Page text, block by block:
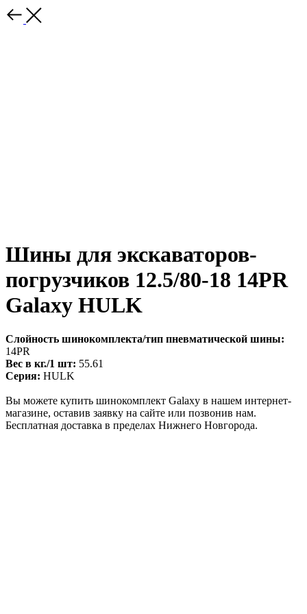
Шины для экскаваторов-
погрузчиков 12.5/80-18 14PR
Galaxy HULK
Слойность шинокомплекта/тип пневматической шины:
14PR
Вес в кг./1 шт: 55.61
Серия: HULK
Вы можете купить шинокомплект Galaxy в нашем интернет-
магазине, оставив заявку на сайте или позвонив нам.
Бесплатная доставка в пределах Нижнего Новгорода.